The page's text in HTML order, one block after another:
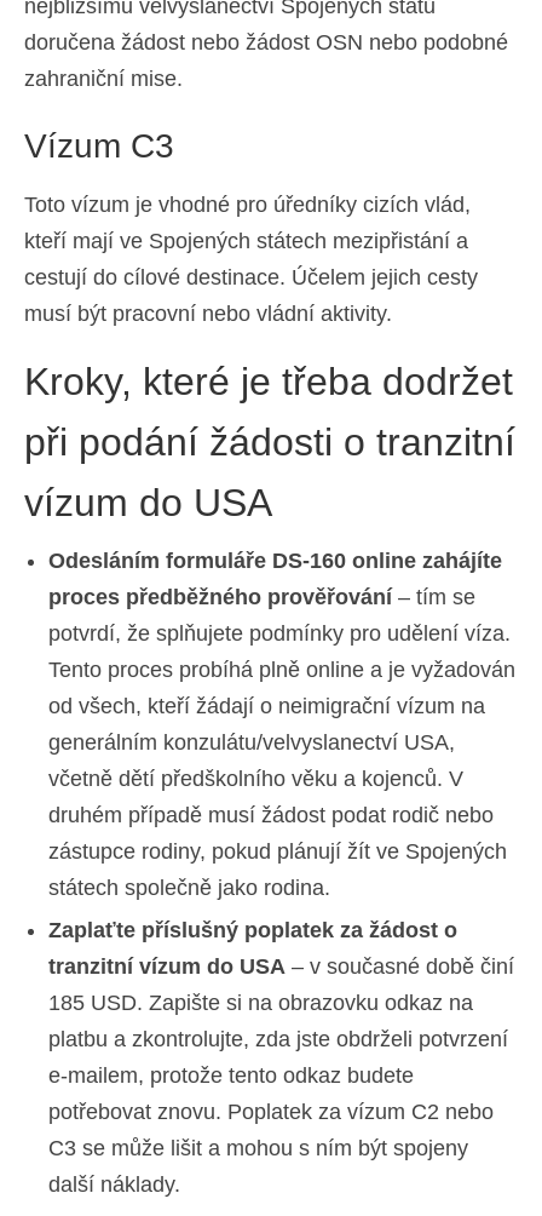
nejbližšímu velvyslanectví Spojených států
doručena žádost nebo žádost OSN nebo podobné
zahraniční mise.
Vízum C3
Toto vízum je vhodné pro úředníky cizích vlád,
kteří mají ve Spojených státech mezipřistání a
cestují do cílové destinace. Účelem jejich cesty
musí být pracovní nebo vládní aktivity.
Kroky, které je třeba dodržet
při podání žádosti o tranzitní
vízum do USA
Odesláním formuláře DS-160 online zahájíte
proces předběžného prověřování – tím se
potvrdí, že splňujete podmínky pro udělení víza.
Tento proces probíhá plně online a je vyžadován
od všech, kteří žádají o neimigrační vízum na
generálním konzulátu/velvyslanectví USA,
včetně dětí předškolního věku a kojenců. V
druhém případě musí žádost podat rodič nebo
zástupce rodiny, pokud plánují žít ve Spojených
státech společně jako rodina.
Zaplaťte příslušný poplatek za žádost o
tranzitní vízum do USA – v současné době činí
185 USD. Zapište si na obrazovku odkaz na
platbu a zkontrolujte, zda jste obdrželi potvrzení
e-mailem, protože tento odkaz budete
potřebovat znovu. Poplatek za vízum C2 nebo
C3 se může lišit a mohou s ním být spojeny
další náklady.